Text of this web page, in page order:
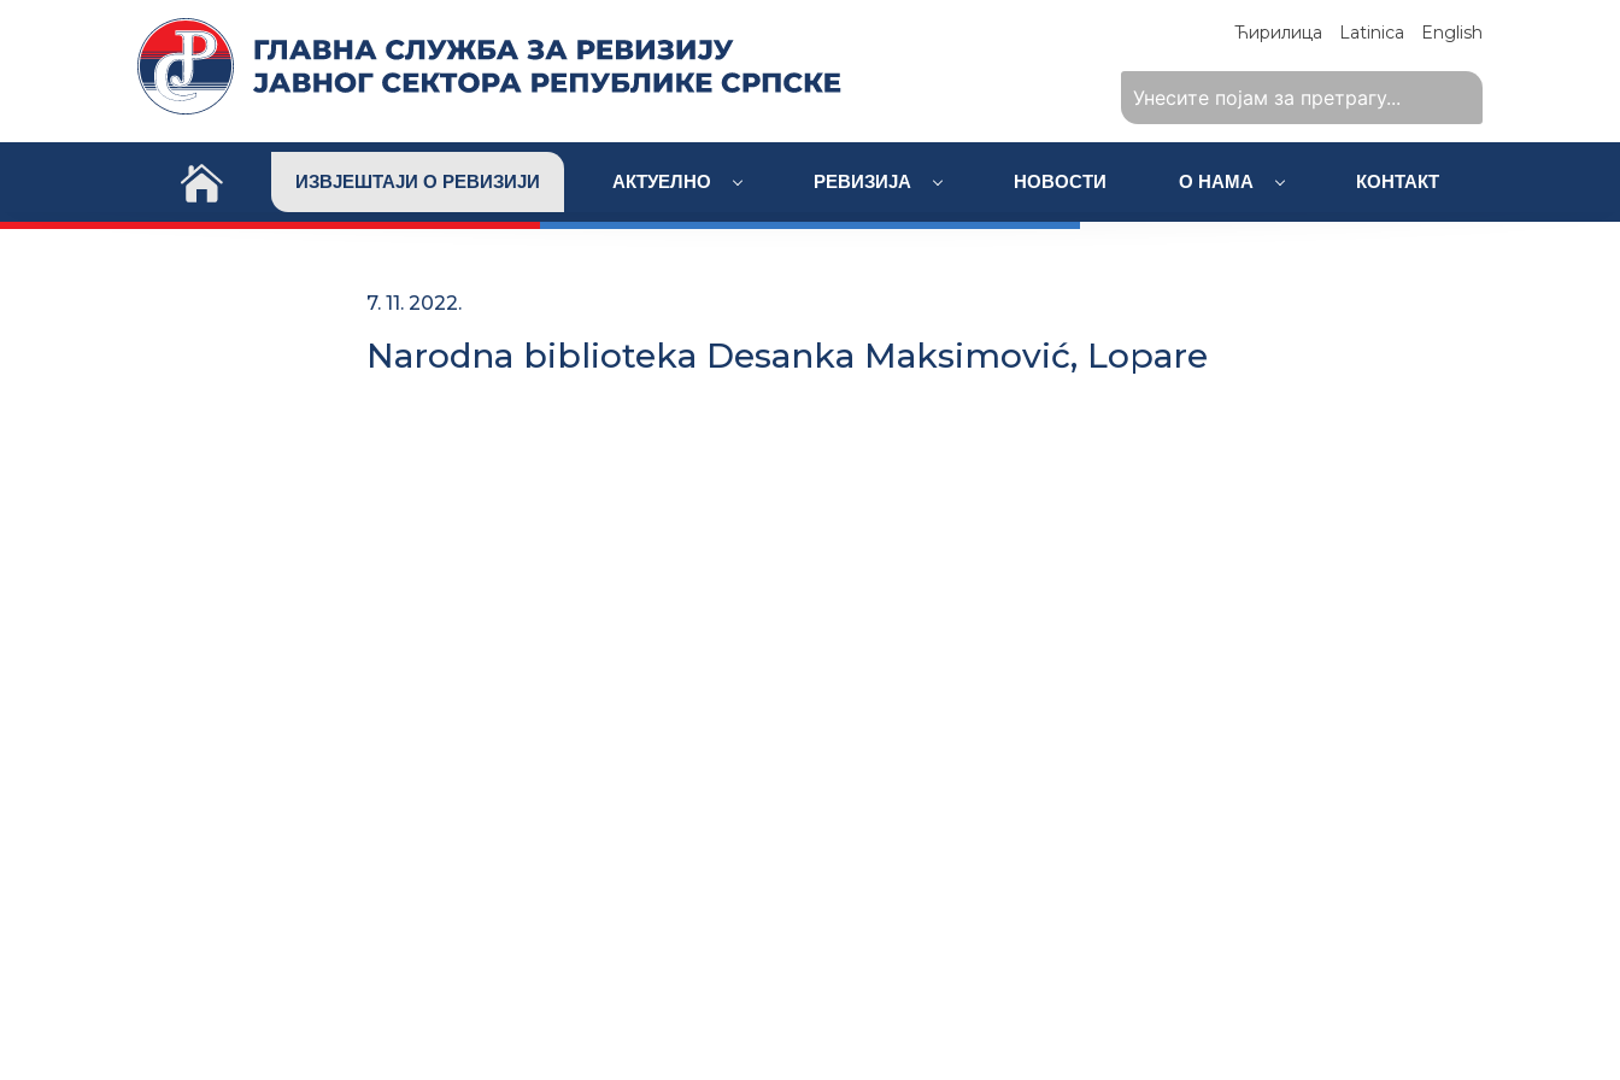
Ћирилица Latinica English
ИЗВЈЕШТАЈИ О РЕВИЗИЈИ АКТУЕЛНО РЕВИЗИЈА НОВОСТИ О НАМА КОНТАКТ
7. 11. 2022.
Narodna biblioteka Desanka Maksimović, Lopare